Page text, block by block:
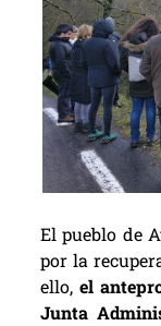
El pueblo de
por la
ello, el
Junta